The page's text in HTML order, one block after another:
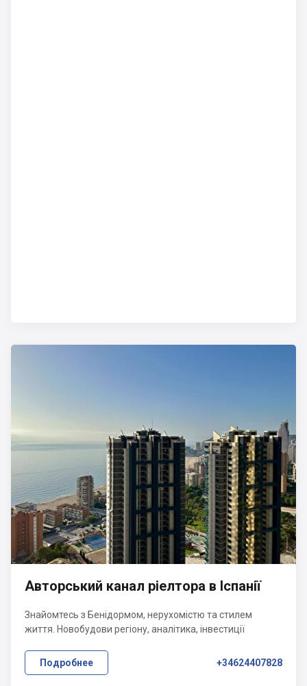
Авторський канал ріелтора в Іспанії
Знайомтесь з Бенідормом, нерухомістю та стилем
життя. Новобудови регіону, аналітика, інвестиції
Подробнее +34624407828